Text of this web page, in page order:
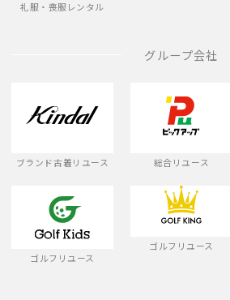
礼服・喪服レンタル
グループ会社
ブランド古着リユース 総合リユース
ゴルフリユース
ゴルフリユース